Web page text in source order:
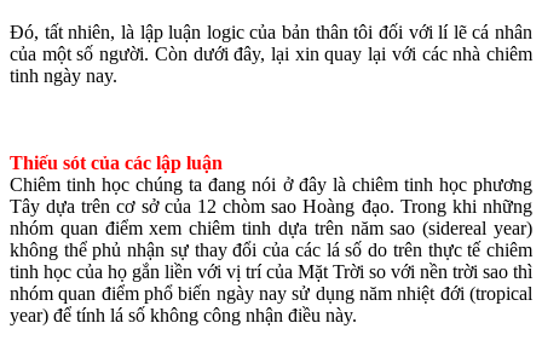
Đó, tất nhiên, là lập luận logic của bản thân tôi đối với lí lẽ cá nhân
của một số người. Còn dưới đây, lại xin quay lại với các nhà chiêm
tinh ngày nay.
Thiếu sót của các lập luận
Chiêm tinh học chúng ta đang nói ở đây là chiêm tinh học phương
Tây dựa trên cơ sở của 12 chòm sao Hoàng đạo. Trong khi những
nhóm quan điểm xem chiêm tinh dựa trên năm sao (sidereal year)
không thể phủ nhận sự thay đổi của các lá số do trên thực tế chiêm
tinh học của họ gắn liền với vị trí của Mặt Trời so với nền trời sao thì
nhóm quan điểm phổ biến ngày nay sử dụng năm nhiệt đới (tropical
year) để tính lá số không công nhận điều này.